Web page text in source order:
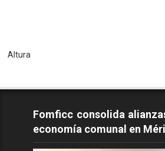
Fomficc consolida
economía comunal en